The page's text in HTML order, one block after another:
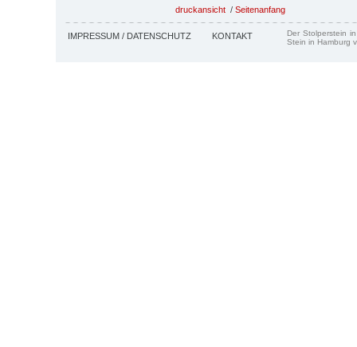
druckansicht / Seitenanfang
IMPRESSUM / DATENSCHUTZ KONTAKT
Der Stolperstein
Stein in Hamburg